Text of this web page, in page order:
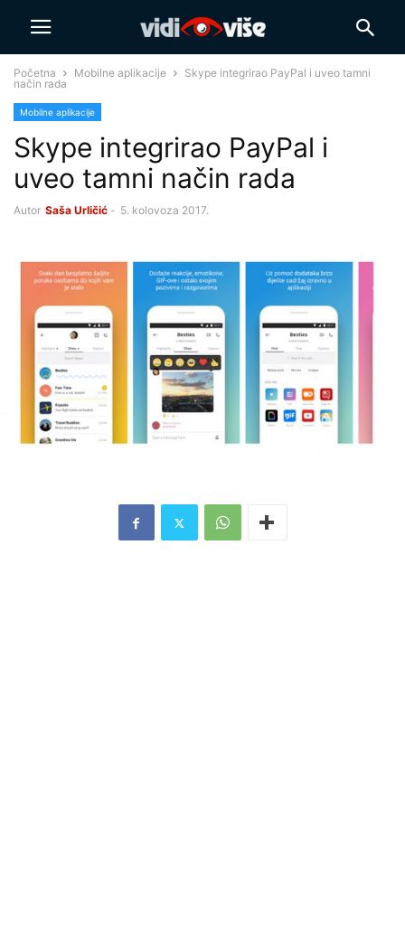
Početna Mobilne aplikacije
Skype integrirao PayPal i uveo tamni
način rada
Mobilne aplikacije
Skype integrirao PayPal i
uveo tamni način rada
Autor Saša Urličić - 5. kolovoza 2017.